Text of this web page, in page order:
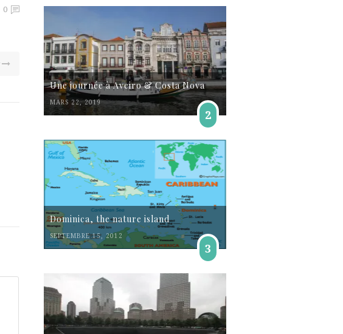
0
Une journée à Aveiro & Costa Nova
MARS 22, 2019
2
Dominica, the nature island
SEPTEMBRE 15, 2012
3